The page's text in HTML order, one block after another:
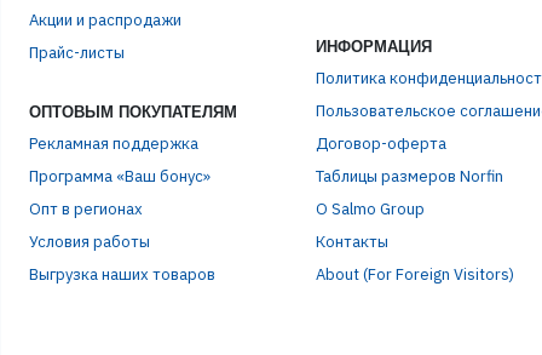
Акции и распродажи
Прайс-листы
ОПТОВЫМ ПОКУПАТЕЛЯМ
Рекламная поддержка
Программа «Ваш бонус»
Опт в регионах
Условия работы
Выгрузка наших товаров
ИНФОРМАЦИЯ
Политика
Пользовательское
Договор-оферта
Таблицы размеров Norfin
О Salmo Group
Контакты
About (For Foreign Visitors)